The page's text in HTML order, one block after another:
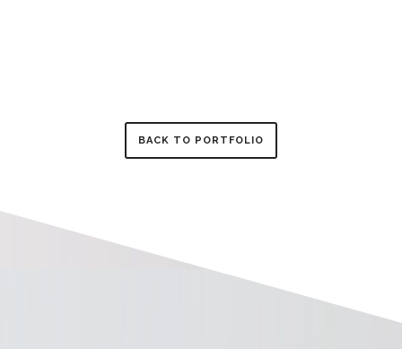
BACK TO PORTFOLIO